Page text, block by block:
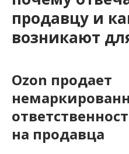
продавцу и
возникают
Ozon продает
на продавца